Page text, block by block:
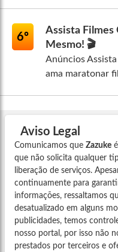
6º
Assista Filmes
Mesmo! 🎬
Anúncios
ama maratonar
Aviso Legal
Comunicamos que Zazuke
que não solicita qualquer
liberação de serviços.
continuamente para
informações, ressaltamos
desatualizado em alguns
publicidades, temos
nosso portal, por isso não
prestados por terceiros e